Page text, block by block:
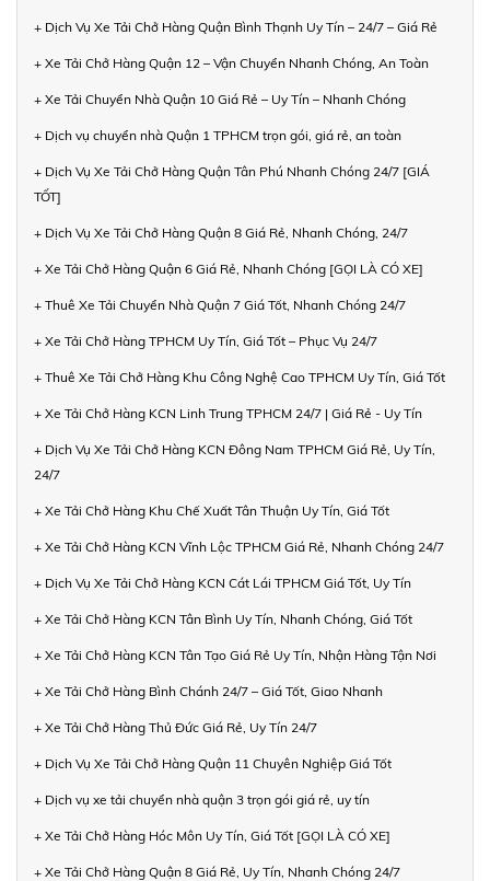
+ Dịch Vụ Xe Tải Chở Hàng Quận Bình Thạnh Uy Tín – 24/7 – Giá Rẻ
+ Xe Tải Chở Hàng Quận 12 – Vận Chuyển Nhanh Chóng, An Toàn
+ Xe Tải Chuyển Nhà Quận 10 Giá Rẻ – Uy Tín – Nhanh Chóng
+ Dịch vụ chuyển nhà Quận 1 TPHCM trọn gói, giá rẻ, an toàn
+ Dịch Vụ Xe Tải Chở Hàng Quận Tân Phú Nhanh Chóng 24/7 [GIÁ
TỐT]
+ Dịch Vụ Xe Tải Chở Hàng Quận 8 Giá Rẻ, Nhanh Chóng, 24/7
+ Xe Tải Chở Hàng Quận 6 Giá Rẻ, Nhanh Chóng [GỌI LÀ CÓ XE]
+ Thuê Xe Tải Chuyển Nhà Quận 7 Giá Tốt, Nhanh Chóng 24/7
+ Xe Tải Chở Hàng TPHCM Uy Tín, Giá Tốt – Phục Vụ 24/7
+ Thuê Xe Tải Chở Hàng Khu Công Nghệ Cao TPHCM Uy Tín, Giá Tốt
+ Xe Tải Chở Hàng KCN Linh Trung TPHCM 24/7 | Giá Rẻ - Uy Tín
+ Dịch Vụ Xe Tải Chở Hàng KCN Đông Nam TPHCM Giá Rẻ, Uy Tín,
24/7
+ Xe Tải Chở Hàng Khu Chế Xuất Tân Thuận Uy Tín, Giá Tốt
+ Xe Tải Chở Hàng KCN Vĩnh Lộc TPHCM Giá Rẻ, Nhanh Chóng 24/7
+ Dịch Vụ Xe Tải Chở Hàng KCN Cát Lái TPHCM Giá Tốt, Uy Tín
+ Xe Tải Chở Hàng KCN Tân Bình Uy Tín, Nhanh Chóng, Giá Tốt
+ Xe Tải Chở Hàng KCN Tân Tạo Giá Rẻ Uy Tín, Nhận Hàng Tận Nơi
+ Xe Tải Chở Hàng Bình Chánh 24/7 – Giá Tốt, Giao Nhanh
+ Xe Tải Chở Hàng Thủ Đức Giá Rẻ, Uy Tín 24/7
+ Dịch Vụ Xe Tải Chở Hàng Quận 11 Chuyên Nghiệp Giá Tốt
+ Dịch vụ xe tải chuyển nhà quận 3 trọn gói giá rẻ, uy tín
+ Xe Tải Chở Hàng Hóc Môn Uy Tín, Giá Tốt [GỌI LÀ CÓ XE]
+ Xe Tải Chở Hàng Quận 8 Giá Rẻ, Uy Tín, Nhanh Chóng 24/7